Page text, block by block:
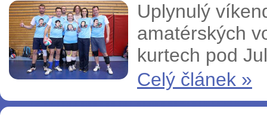
Uplynulý
amatérských
kurtech pod
Celý článek »